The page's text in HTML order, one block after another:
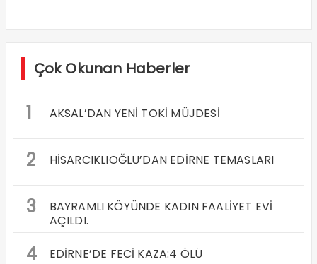
Çok Okunan Haberler
1 AKSAL’DAN YENİ TOKİ MÜJDESİ
2 HİSARCIKLIOĞLU’DAN EDİRNE TEMASLARI
3
BAYRAMLI KÖYÜNDE KADIN FAALİYET EVİ
AÇILDI.
4 EDİRNE’DE FECİ KAZA:4 ÖLÜ